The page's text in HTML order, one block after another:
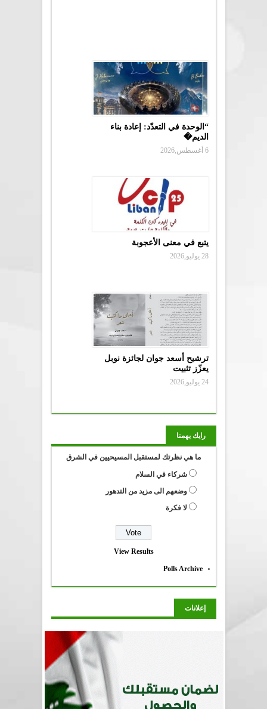
“الوحدة في التعدّد: إعادة بناء
الديم�
6 أغسطس,2026
يتبع في معنى الأعجوبة
28 يوليو,2026
ترشيح أسعد جوان لجائزة نوبل
يعزّز تثبيت
24 يوليو,2026
رايك يهمنا
ما هي نظرتك لمستقبل المسيحيين في الشرق
شركاء في السلام
وضعهم الى مزيد من التدهور
لا فكرة
View Results
Polls Archive
إعلانات